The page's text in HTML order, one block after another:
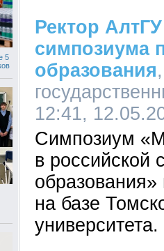
5
Ректор
симпозиума
образования
12:41,
Симпозиум
в российской
образования»
на базе
университета.